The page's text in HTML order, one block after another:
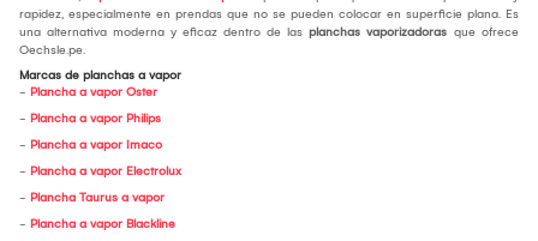
rapidez, especialmente en prendas que no se pueden colocar en superficie plana. Es
una alternativa moderna y eficaz dentro de las planchas vaporizadoras que ofrece
Oechsle.pe.
Marcas de planchas a vapor
- Plancha a vapor Oster
- Plancha a vapor Philips
- Plancha a vapor Imaco
- Plancha a vapor Electrolux
- Plancha Taurus a vapor
- Plancha a vapor Blackline